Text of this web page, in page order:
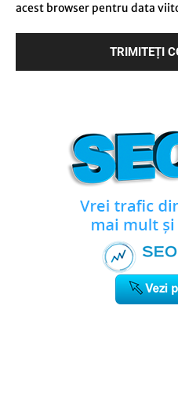
acest browser pentru data